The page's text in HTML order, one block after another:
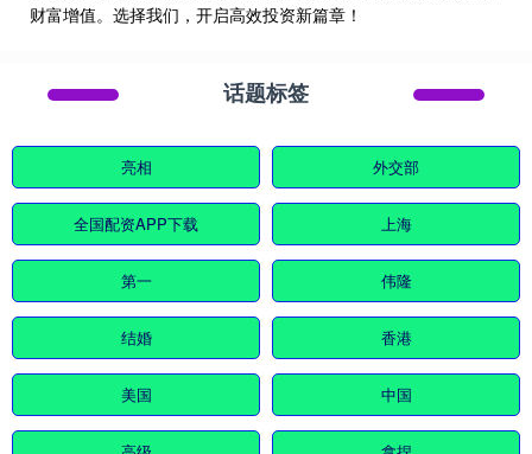
财富增值。选择我们，开启高效投资新篇章！
话题标签
亮相 外交部
全国配资APP下载 上海
第一 伟隆
结婚 香港
美国 中国